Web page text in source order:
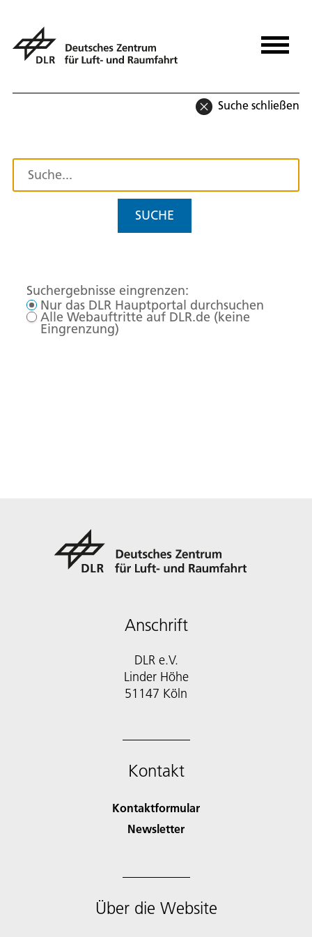
Suche schließen
SUCHE
Suchergebnisse eingrenzen:
Nur das DLR Hauptportal durchsuchen
Alle Webauftritte auf DLR.de (keine
Eingrenzung)
Anschrift
DLR e.V.
Linder Höhe
51147 Köln
Kontakt
Kontaktformular
Newsletter
Über die Website